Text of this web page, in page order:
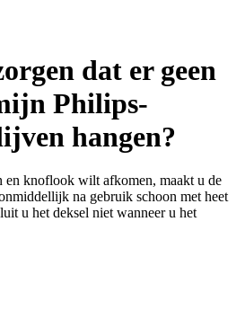
dat er geen
Philips-
hangen?
en knoflook wilt afkomen, maakt u de
na gebruik schoon met heet
u het deksel niet wanneer u het